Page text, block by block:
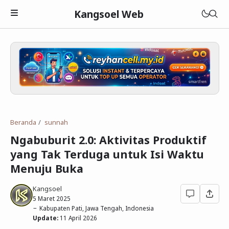
Kangsoel Web
Islam
Fiqih
Adab dan Akhlak
Parenting Islami
Sejarah Islam
Cerita Hikmah
Android
Aplikasi Android
Media Sosial
Komputer
Linux
Windows
Open Source
Hardware
Blogging
Blogger
WordPress
Blogging
Download
Murottal
Ebook Islam
Lain-lain
Tutorial
Beranda sunnah
Ngabuburit 2.0: Aktivitas Produktif
yang Tak Terduga untuk Isi Waktu
Menuju Buka
Kangsoel
5 Maret 2025
Kabupaten Pati, Jawa Tengah, Indonesia
Update: 11 April 2026